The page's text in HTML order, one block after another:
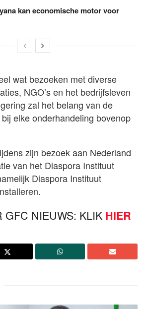
kan economische motor voor
wat bezoeken met diverse
NGO’s en het bedrijfsleven
zal het belang van de
elke onderhandeling bovenop
zijn bezoek aan Nederland
van het Diaspora Instituut
Diaspora Instituut
GFC NIEUWS: KLIK HIER